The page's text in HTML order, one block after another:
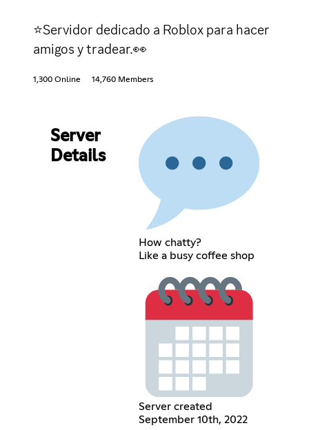
⭐Servidor dedicado a Roblox para hacer
amigos y tradear.👀
1,300 Online 14,760 Members
Server
Details
How chatty?
Like a busy coffee shop
Server created
September 10th, 2022